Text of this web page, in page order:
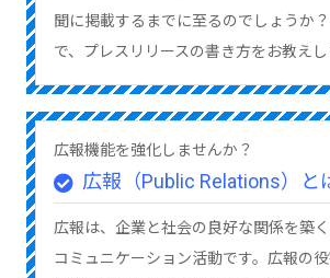
聞に掲載するまでに至るのでしょうか
で、プレスリリースの書き方をお教えし
広報機能を強化しませんか？
広報（Public Relations）と
広報は、企業と社会の良好な関係を築
コミュニケーション活動です。広報の役